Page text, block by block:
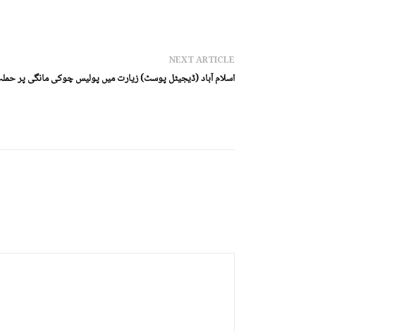
NEXT ARTICLE
اسلام آباد (ڈیجیٹل پوسٹ) زیارت میں پولیس چوکی مانگی پر حملہ